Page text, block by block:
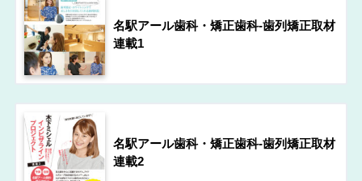
名駅アール歯科・矯正歯科-歯列矯正取材
連載1
名駅アール歯科・矯正歯科-歯列矯正取材
連載2